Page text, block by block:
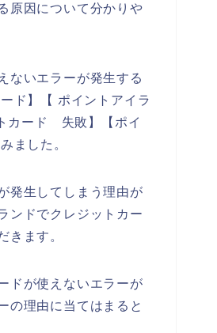
原因について分かりや
ないエラーが発生する
ド】【 ポイントアイラ
カード 失敗】【ポイ
ました。
発生してしまう理由が
ンドでクレジットカー
きます。
ドが使えないエラーが
の理由に当てはまると